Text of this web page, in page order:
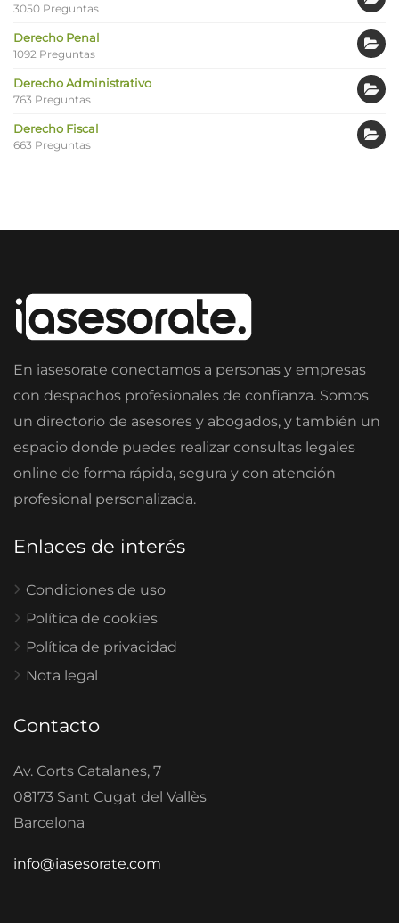
3050 Preguntas
Derecho Penal
1092 Preguntas
Derecho Administrativo
763 Preguntas
Derecho Fiscal
663 Preguntas
En iasesorate conectamos a personas y empresas
con despachos profesionales de confianza. Somos
un directorio de asesores y abogados, y también un
espacio donde puedes realizar consultas legales
online de forma rápida, segura y con atención
profesional personalizada.
Enlaces de interés
Condiciones de uso
Política de cookies
Política de privacidad
Nota legal
Contacto
Av. Corts Catalanes, 7
08173 Sant Cugat del Vallès
Barcelona
info@iasesorate.com